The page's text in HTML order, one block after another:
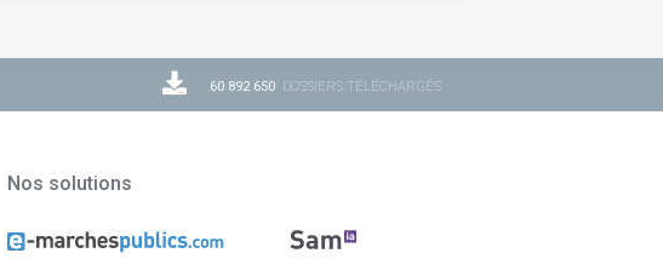
60 892 650 DOSSIERS TÉLÉCHARGÉS
Nos solutions